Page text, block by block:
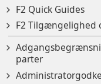
F2 Quick Guides
F2 Tilgængelighed
parter